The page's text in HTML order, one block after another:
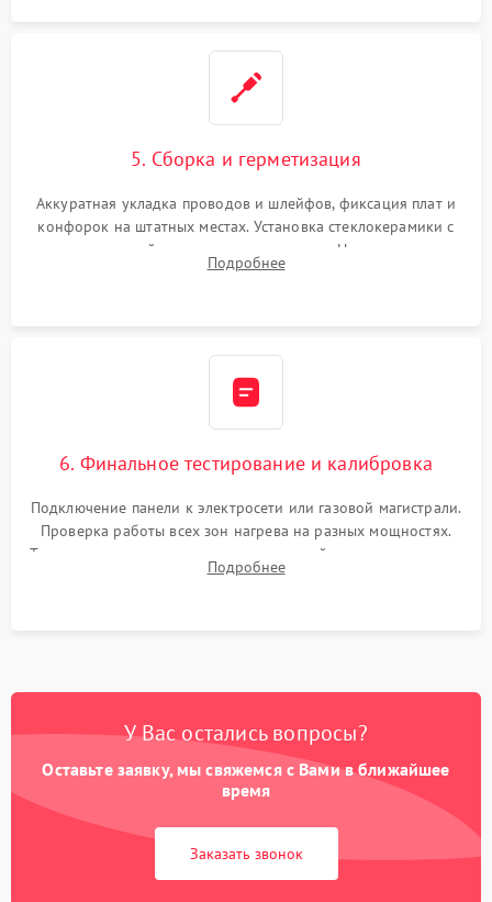
5. Сборка и герметизация
Аккуратная укладка проводов и шлейфов, фиксация плат и
конфорок на штатных местах. Установка стеклокерамики с
проверкой равномерности зазоров. Нанесение
термостойкого герметика или укладка уплотнительной
Подробнее
6. Финальное тестирование и калибровка
Подключение панели к электросети или газовой магистрали.
Проверка работы всех зон нагрева на разных мощностях.
Тестирование сенсорного управления, таймера, индикаторов
остаточного тепла и систем защиты от перегрева.
Подробнее
У Вас остались вопросы?
Оставьте заявку, мы свяжемся с Вами в ближайшее
время
Заказать звонок